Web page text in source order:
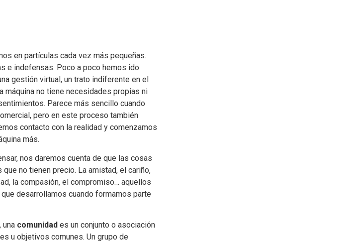
en partículas cada vez más pequeñas.
e indefensas. Poco a poco hemos ido
gestión virtual, un trato indiferente en el
máquina no tiene necesidades propias ni
Parece más sencillo cuando
pero en este proceso también
contacto con la realidad y comenzamos
más.
nos daremos cuenta de que las cosas
no tienen precio. La amistad, el cariño,
la compasión, el compromiso… aquellos
desarrollamos cuando formamos parte
una comunidad es un conjunto o asociación
u objetivos comunes. Un grupo de